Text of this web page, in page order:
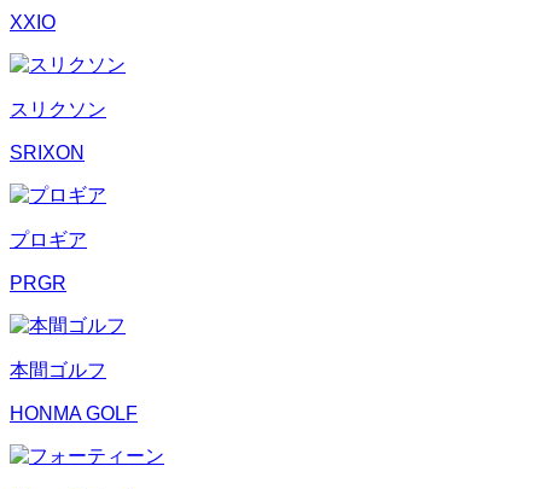
XXIO
スリクソン
SRIXON
プロギア
PRGR
本間ゴルフ
HONMA GOLF